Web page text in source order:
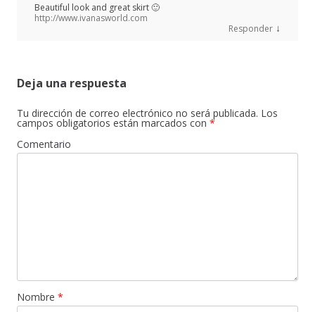
Beautiful look and great skirt 🙂
http://www.ivanasworld.com
Responder ↓
Deja una respuesta
Tu dirección de correo electrónico no será publicada. Los
campos obligatorios están marcados con *
Comentario
Nombre *